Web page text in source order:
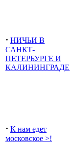
· НИЧЬИ В
САНКТ-
ПЕТЕРБУРГЕ И
КАЛИНИНГРАДЕ
· К нам едет
московское >!